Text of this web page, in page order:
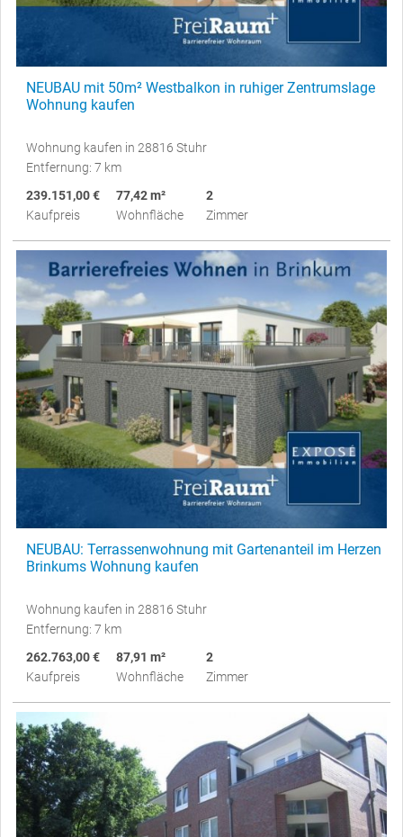
NEUBAU mit 50m² Westbalkon in ruhiger Zentrumslage
Wohnung kaufen
Wohnung kaufen in 28816 Stuhr
Entfernung: 7 km
239.151,00 €
Kaufpreis
77,42 m²
Wohnfläche
2
Zimmer
NEUBAU: Terrassenwohnung mit Gartenanteil im Herzen
Brinkums Wohnung kaufen
Wohnung kaufen in 28816 Stuhr
Entfernung: 7 km
262.763,00 €
Kaufpreis
87,91 m²
Wohnfläche
2
Zimmer